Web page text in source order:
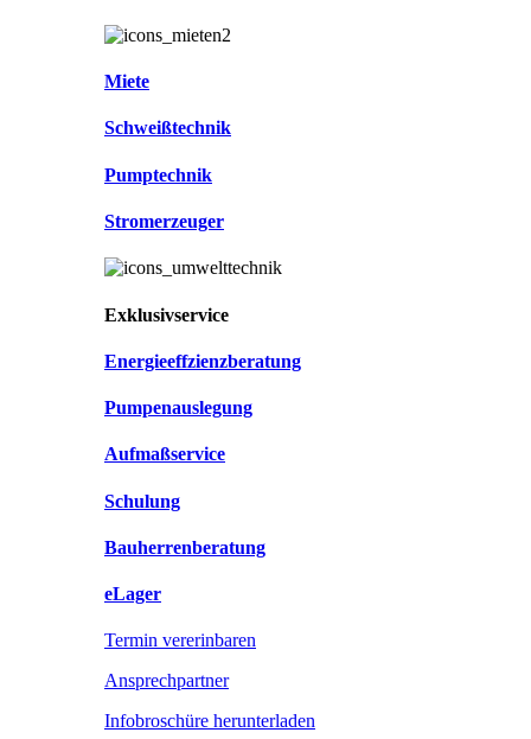
Miete
Schweißtechnik
Pumptechnik
Stromerzeuger
Exklusivservice
Energieeffzienzberatung
Pumpenauslegung
Aufmaßservice
Schulung
Bauherrenberatung
eLager
Termin vererinbaren
Ansprechpartner
Infobroschüre herunterladen